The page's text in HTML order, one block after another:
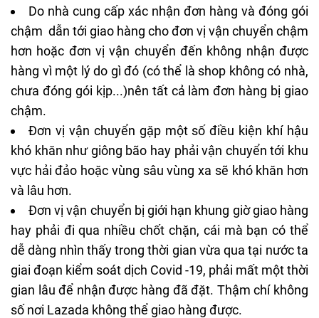
Do nhà cung cấp xác nhận đơn hàng và đóng gói
chậm dẫn tới giao hàng cho đơn vị vận chuyển chậm
hơn hoặc đơn vị vận chuyển đến không nhận được
hàng vì một lý do gì đó (có thể là shop không có nhà,
chưa đóng gói kịp...)nên tất cả làm đơn hàng bị giao
chậm.
Đơn vị vận chuyển gặp một số điều kiện khí hậu
khó khăn như giông bão hay phải vận chuyển tới khu
vực hải đảo hoặc vùng sâu vùng xa sẽ khó khăn hơn
và lâu hơn.
Đơn vị vận chuyển bị giới hạn khung giờ giao hàng
hay phải đi qua nhiều chốt chặn, cái mà bạn có thể
dễ dàng nhìn thấy trong thời gian vừa qua tại nước ta
giai đoạn kiểm soát dịch Covid -19, phải mất một thời
gian lâu để nhận được hàng đã đặt. Thậm chí không
số nơi Lazada không thể giao hàng được.